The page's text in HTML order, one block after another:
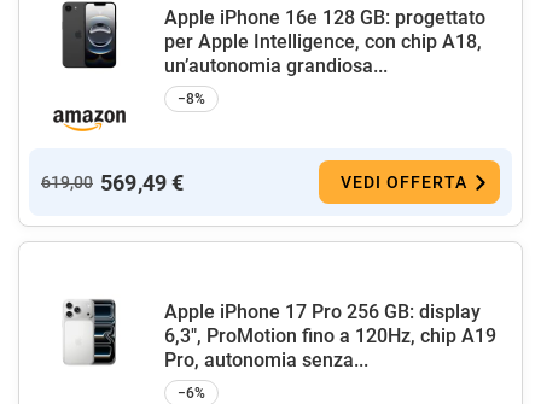
Apple iPhone 16e 128 GB: progettato
per Apple Intelligence, con chip A18,
un’autonomia grandiosa...
−8%
619,00 569,49 € VEDI OFFERTA
Apple iPhone 17 Pro 256 GB: display
6,3", ProMotion fino a 120Hz, chip A19
Pro, autonomia senza...
−6%